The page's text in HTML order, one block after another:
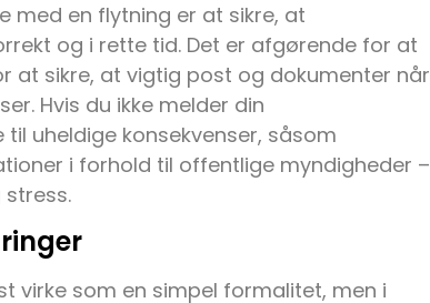
med en flytning er at sikre, at
og i rette tid. Det er afgørende for at
at sikre, at vigtig post og dokumenter når
Hvis du ikke melder din
uheldige konsekvenser, såsom
i forhold til offentlige myndigheder –
virke som en simpel formalitet, men i